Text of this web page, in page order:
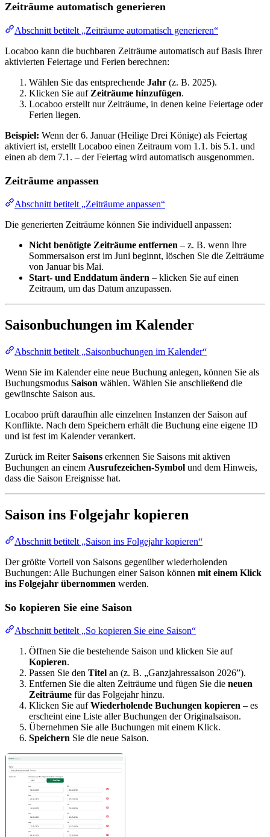
Zeiträume automatisch generieren
Abschnitt betitelt „Zeiträume automatisch generieren“
Locaboo kann die buchbaren Zeiträume automatisch auf Basis Ihrer
aktivierten Feiertage und Ferien berechnen:
Wählen Sie das entsprechende Jahr (z. B. 2025).
Klicken Sie auf Zeiträume hinzufügen.
Locaboo erstellt nur Zeiträume, in denen keine Feiertage oder
Ferien liegen.
Beispiel: Wenn der 6. Januar (Heilige Drei Könige) als Feiertag
aktiviert ist, erstellt Locaboo einen Zeitraum vom 1.1. bis 5.1. und
einen ab dem 7.1. – der Feiertag wird automatisch ausgenommen.
Zeiträume anpassen
Abschnitt betitelt „Zeiträume anpassen“
Die generierten Zeiträume können Sie individuell anpassen:
Nicht benötigte Zeiträume entfernen – z. B. wenn Ihre
Sommersaison erst im Juni beginnt, löschen Sie die Zeiträume
von Januar bis Mai.
Start- und Enddatum ändern – klicken Sie auf einen
Zeitraum, um das Datum anzupassen.
Saisonbuchungen im Kalender
Abschnitt betitelt „Saisonbuchungen im Kalender“
Wenn Sie im Kalender eine neue Buchung anlegen, können Sie als
Buchungsmodus Saison wählen. Wählen Sie anschließend die
gewünschte Saison aus.
Locaboo prüft daraufhin alle einzelnen Instanzen der Saison auf
Konflikte. Nach dem Speichern erhält die Buchung eine eigene ID
und ist fest im Kalender verankert.
Zurück im ReiterSaisons erkennen Sie Saisons mit aktiven
Buchungen an einem Ausrufezeichen-Symbol und dem Hinweis,
dass die Saison Ereignisse hat.
Saison ins Folgejahr kopieren
Abschnitt betitelt „Saison ins Folgejahr kopieren“
Der größte Vorteil von Saisons gegenüber wiederholenden
Buchungen: Alle Buchungen einer Saison können mit einem Klick
ins Folgejahr übernommen werden.
So kopieren Sie eine Saison
Abschnitt betitelt „So kopieren Sie eine Saison“
Öffnen Sie die bestehende Saison und klicken Sie auf
Kopieren.
Passen Sie den Titel an (z. B. „Ganzjahressaison 2026”).
Entfernen Sie die alten Zeiträume und fügen Sie die neuen
Zeiträume für das Folgejahr hinzu.
Klicken Sie aufWiederholende Buchungen kopieren – es
erscheint eine Liste aller Buchungen der Originalsaison.
Übernehmen Sie alle Buchungen mit einem Klick.
Speichern Sie die neue Saison.